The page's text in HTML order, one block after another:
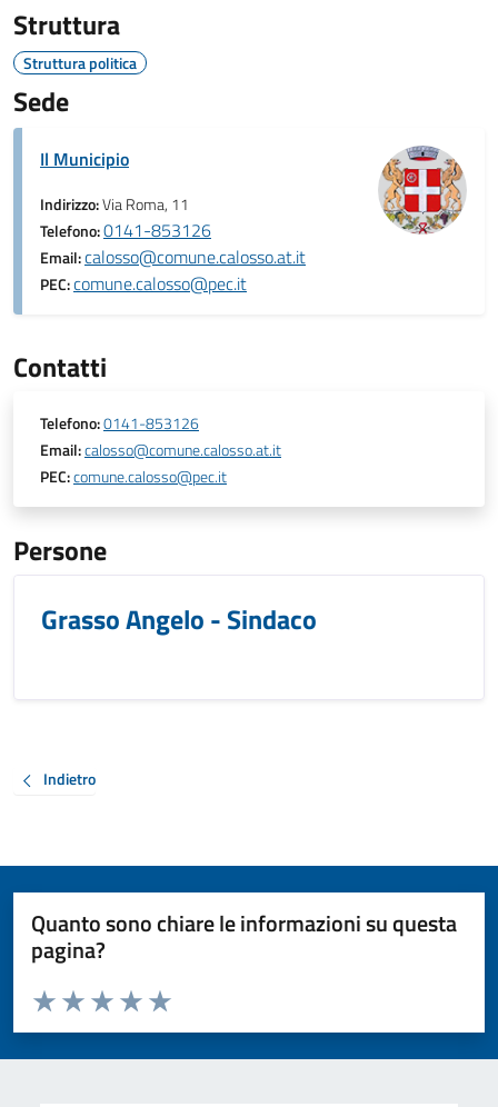
Struttura
Struttura politica
Sede
Il Municipio
Indirizzo:Via Roma, 11
Telefono:0141-853126
Email:calosso@comune.calosso.at.it
PEC:comune.calosso@pec.it
Contatti
Telefono:0141-853126
Email:calosso@comune.calosso.at.it
PEC:comune.calosso@pec.it
Persone
Grasso Angelo - Sindaco
Indietro
Quanto sono chiare le informazioni su questa
pagina?
Valuta da 1 a 5 stelle la pagina
Valuta 5 stelle su 5
Valuta 4 stelle su 5
Valuta 3 stelle su 5
Valuta 2 stelle su 5
Valuta 1 stelle su 5